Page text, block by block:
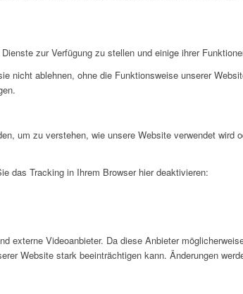
zur Verfügung zu stellen und einige ihrer
nicht ablehnen, ohne die Funktionsweise unserer
um zu verstehen, wie unsere Website verwendet
das Tracking in Ihrem Browser hier deaktivieren:
externe Videoanbieter. Da diese Anbieter
Website stark beeinträchtigen kann. Änderungen